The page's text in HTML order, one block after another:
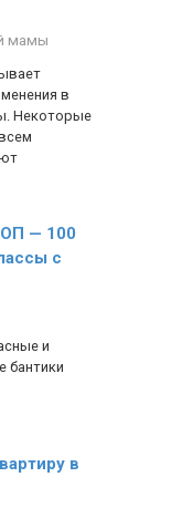
мамы
в
Некоторые
— 100
с
и
бантики
в